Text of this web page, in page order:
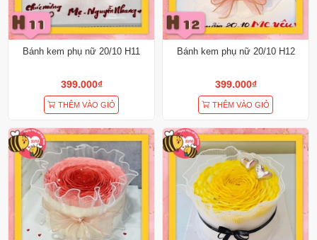
Bánh kem phụ nữ 20/10 H11
399.000₫
THÊM VÀO GIỎ
Bánh kem phụ nữ 20/10 H12
399.000₫
THÊM VÀO GIỎ